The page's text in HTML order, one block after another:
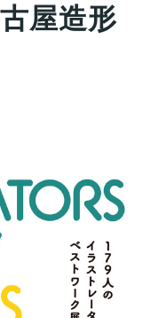
屋造形